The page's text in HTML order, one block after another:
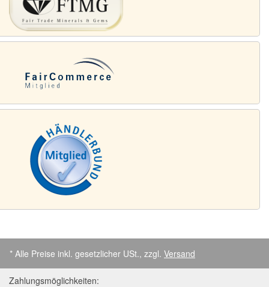
* Alle Preise inkl. gesetzlicher USt., zzgl. Versand
Zahlungsmöglichkeiten: